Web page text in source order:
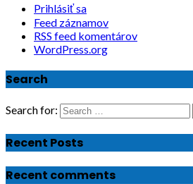
Prihlásiť sa
Feed záznamov
RSS feed komentárov
WordPress.org
Search
Search for:
Recent Posts
Recent comments